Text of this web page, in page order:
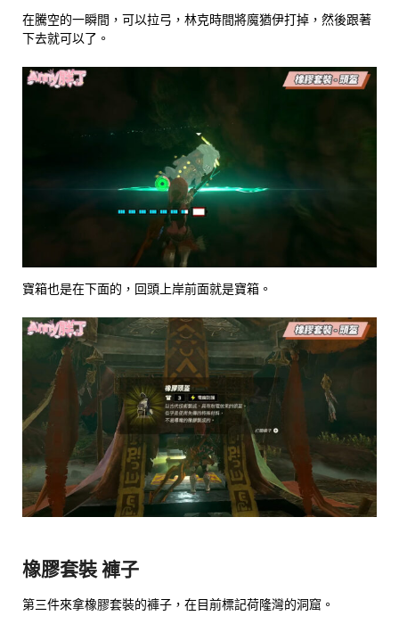
在騰空的一瞬間，可以拉弓，林克時間將魔猶伊打掉，然後跟著
下去就可以了。
寶箱也是在下面的，回頭上岸前面就是寶箱。
橡膠套裝 褲子
第三件來拿橡膠套裝的褲子，在目前標記荷隆灣的洞窟。